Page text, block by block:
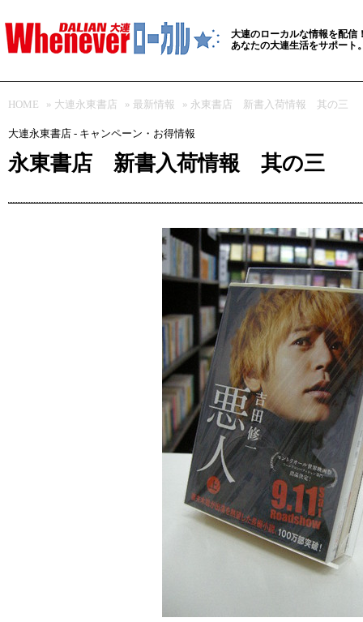
大連のローカルな情報を配信
あなたの大連生活をサポート
HOME » 大連永東書店 » 最新情報 » 永東書店 新書入荷情報 其の三
大連永東書店 - キャンペーン・お得情報
永東書店 新書入荷情報 其の三